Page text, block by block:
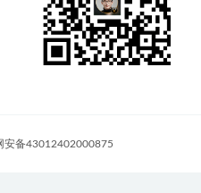
安备43012402000875